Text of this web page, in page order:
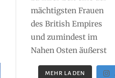
MEHR LADEN